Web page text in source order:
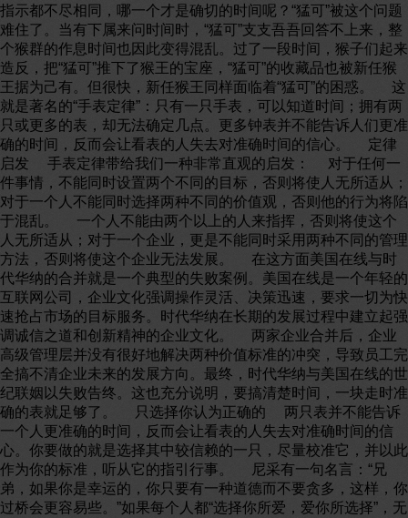
指示都不尽相同，哪一个才是确切的时间呢？“猛可”被这个问题
难住了。当有下属来问时间时，“猛可”支支吾吾回答不上来，整
个猴群的作息时间也因此变得混乱。过了一段时间，猴子们起来
造反，把“猛可”推下了猴王的宝座，“猛可”的收藏品也被新任猴
王据为己有。但很快，新任猴王同样面临着“猛可”的困惑。 这
就是著名的“手表定律”：只有一只手表，可以知道时间；拥有两
只或更多的表，却无法确定几点。更多钟表并不能告诉人们更准
确的时间，反而会让看表的人失去对准确时间的信心。 定律
启发 手表定律带给我们一种非常直观的启发： 对于任何一
件事情，不能同时设置两个不同的目标，否则将使人无所适从；
对于一个人不能同时选择两种不同的价值观，否则他的行为将陷
于混乱。 一个人不能由两个以上的人来指挥，否则将使这个
人无所适从；对于一个企业，更是不能同时采用两种不同的管理
方法，否则将使这个企业无法发展。 在这方面美国在线与时
代华纳的合并就是一个典型的失败案例。美国在线是一个年轻的
互联网公司，企业文化强调操作灵活、决策迅速，要求一切为快
速抢占市场的目标服务。时代华纳在长期的发展过程中建立起强
调诚信之道和创新精神的企业文化。 两家企业合并后，企业
高级管理层并没有很好地解决两种价值标准的冲突，导致员工完
全搞不清企业未来的发展方向。最终，时代华纳与美国在线的世
纪联姻以失败告终。这也充分说明，要搞清楚时间，一块走时准
确的表就足够了。 只选择你认为正确的 两只表并不能告诉
一个人更准确的时间，反而会让看表的人失去对准确时间的信
心。你要做的就是选择其中较信赖的一只，尽量校准它，并以此
作为你的标准，听从它的指引行事。 尼采有一句名言：“兄
弟，如果你是幸运的，你只要有一种道德而不要贪多，这样，你
过桥会更容易些。”如果每个人都“选择你所爱，爱你所选择”，无